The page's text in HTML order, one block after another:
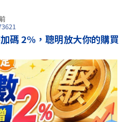
碼 2%，聰明放大你的購買